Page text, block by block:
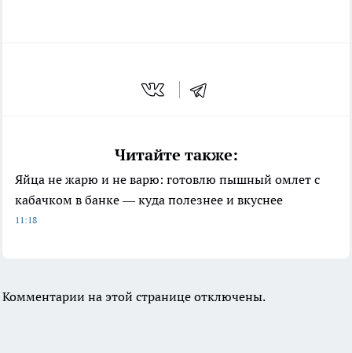
Читайте также:
Яйца не жарю и не варю: готовлю пышный омлет с
кабачком в банке — куда полезнее и вкуснее
11:18
Комментарии на этой странице отключены.